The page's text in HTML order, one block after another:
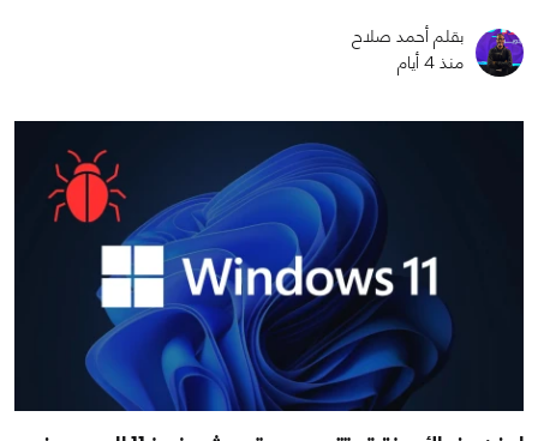
بقلم أحمد صلاح
منذ 4 أيام